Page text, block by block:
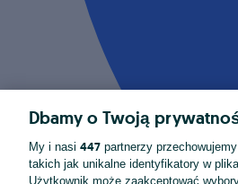
Dbamy o Twoją
My i nasi 447 partnerzy
takich jak unikalne identyfikatory w
Użytkownik może zaakceptować